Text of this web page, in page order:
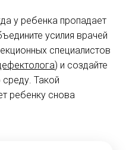
у ребенка пропадает
усилия врачей
специалистов
) и создайте
Такой
ребенку снова